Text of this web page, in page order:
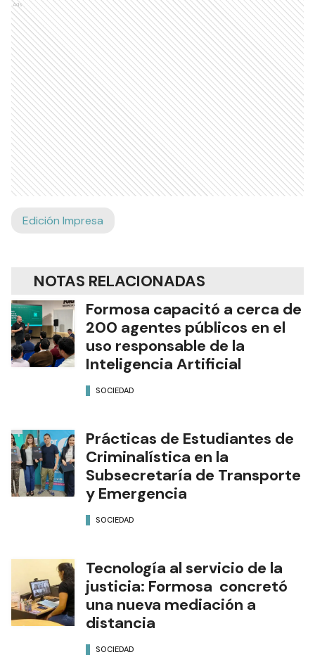
Ads
Edición Impresa
NOTAS RELACIONADAS
Formosa capacitó a cerca de
200 agentes públicos en el
uso responsable de la
Inteligencia Artificial
SOCIEDAD
Prácticas de Estudiantes de
Criminalística en la
Subsecretaría de Transporte
y Emergencia
SOCIEDAD
Tecnología al servicio de la
justicia: Formosa concretó
una nueva mediación a
distancia
SOCIEDAD